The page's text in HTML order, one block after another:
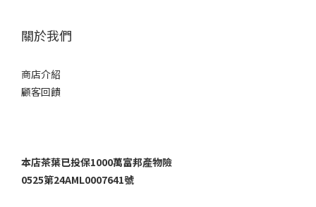
關於我們
商店介紹
顧客回饋
本店茶葉已投保1000萬富邦產物險
0525第24AML0007641號